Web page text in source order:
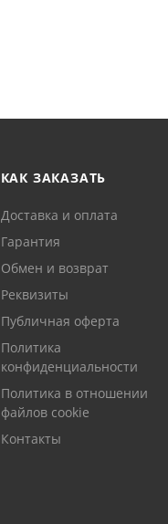
КАК ЗАКАЗАТЬ
Доставка и оплата
Гарантия
Обмен и возврат
Реквизиты
Публичная оферта
Политика
конфиденциальности
Политика в отношении
файлов cookie
Контакты